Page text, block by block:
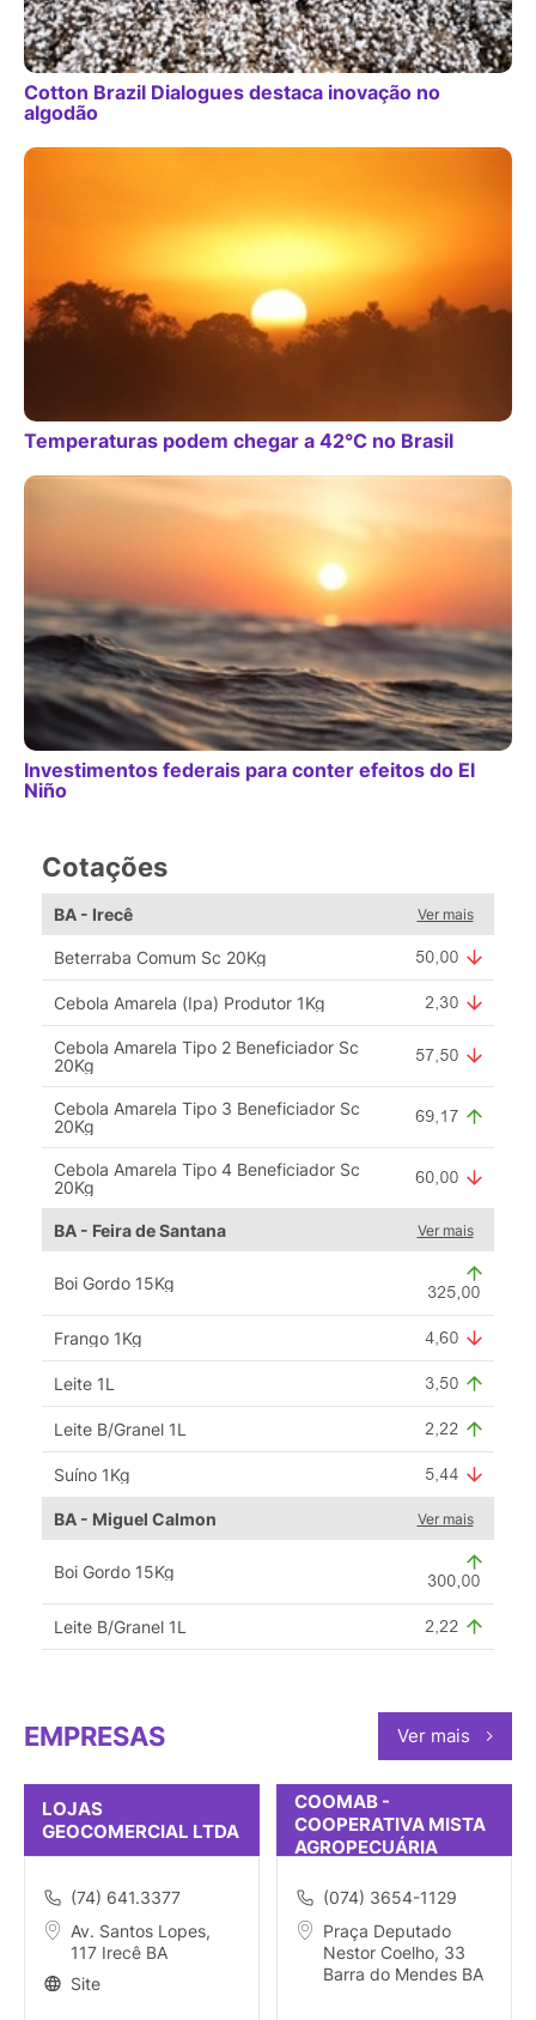
Cotton Brazil Dialogues destaca inovação no
algodão
Temperaturas podem chegar a 42°C no Brasil
Investimentos federais para conter efeitos do El
Niño
Cotações
BA - Irecê Ver mais
Beterraba Comum Sc 20Kg
Cebola Amarela (Ipa) Produtor 1Kg
Cebola Amarela Tipo 2 Beneficiador Sc
20Kg
Cebola Amarela Tipo 3 Beneficiador Sc
20Kg
Cebola Amarela Tipo 4 Beneficiador Sc
20Kg
BA - Feira de Santana Ver mais
Boi Gordo 15Kg
Frango 1Kg
Leite 1L
Leite B/Granel 1L
Suíno 1Kg
BA - Miguel Calmon Ver mais
Boi Gordo 15Kg
Leite B/Granel 1L
EMPRESAS Ver mais
LOJAS
GEOCOMERCIAL LTDA
(74) 641.3377
Av. Santos Lopes,
117 Irecê BA
Site
COOMAB -
COOPERATIVA MISTA
AGROPECUÁRIA
(074) 3654-1129
Praça Deputado
Nestor Coelho, 33
Barra do Mendes BA